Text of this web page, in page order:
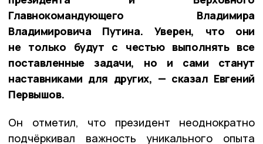
Главнокомандующего Владимира
Владимировича Путина. Уверен, что они
не только будут с честью выполнять все
поставленные задачи, но и сами станут
наставниками для других, — сказал Евгений
Первышов.
Он отметил, что президент неоднократно
подчёркивал важность уникального опыта